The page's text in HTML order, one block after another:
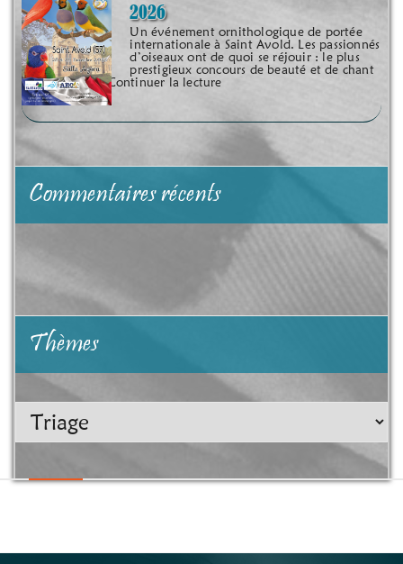
2026
Un événement ornithologique de portée
internationale à Saint Avold. Les passionnés
d’oiseaux ont de quoi se réjouir : le plus
prestigieux concours de beauté et de chant
organisé sur le Continuer la lecture
Commentaires récents
Thèmes
Thèmes